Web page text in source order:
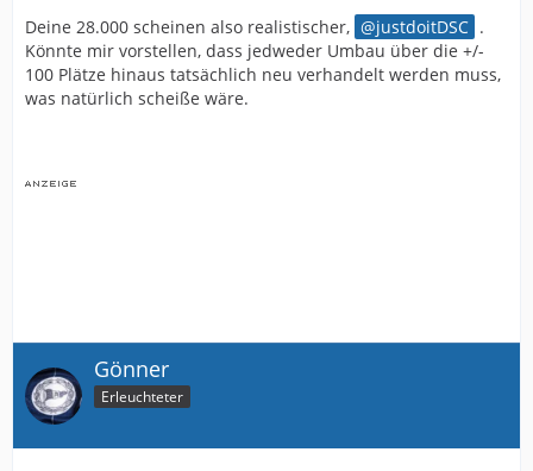
Deine 28.000 scheinen also realistischer,
justdoitDSC .
Könnte mir vorstellen, dass jedweder Umbau über die +/-
100 Plätze hinaus tatsächlich neu verhandelt werden muss,
was natürlich scheiße wäre.
Gönner
Erleuchteter